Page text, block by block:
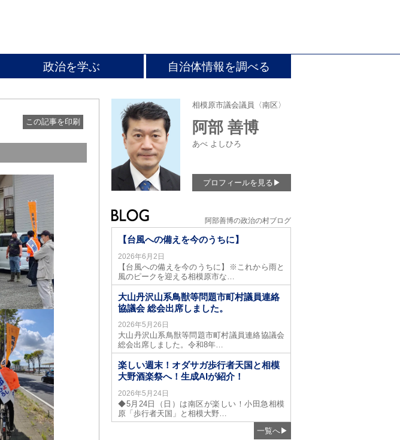
政治を学ぶ 自治体情報を調べる
この記事を印刷
相模原市議会議員〈南区〉
阿部 善博
あべ よしひろ
プロフィールを見る ▶
阿部善博の政治の村ブログ
【台風への備えを今のうちに】
2026年6月2日
【台風への備えを今のうちに】※これから雨と
風のピークを迎える相模原市な…
大山丹沢山系鳥獣等問題市町村議員連絡
協議会 総会出席しました。
2026年5月26日
大山丹沢山系鳥獣等問題市町村議員連絡協議会
総会出席しました。令和8年…
楽しい週末！オダサガ歩行者天国と相模
大野酒楽祭へ！生成AIが紹介！
2026年5月24日
◆5月24日（日）は南区が楽しい！小田急相模
原「歩行者天国」と相模大野…
一覧へ▶